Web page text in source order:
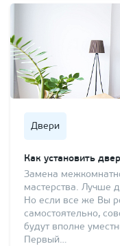
Двери
Как установить
Замена
мастерства. Лучше
Но если все же Вы
самостоятельно,
будут вполне
Первый…